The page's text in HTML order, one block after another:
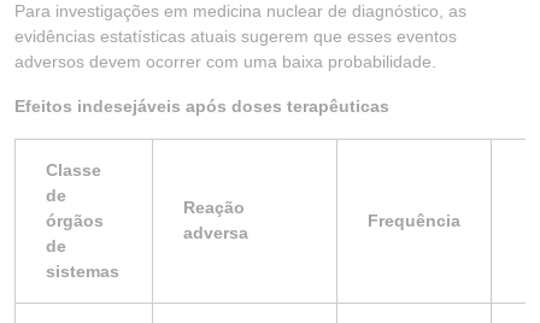
Para investigações em medicina nuclear de diagnóstico, as
evidências estatísticas atuais sugerem que esses eventos
adversos devem ocorrer com uma baixa probabilidade.
Efeitos indesejáveis após doses terapêuticas
Classe
de
órgãos
de
sistemas
Reação
adversa
Frequência